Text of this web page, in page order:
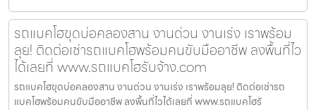
รถแบคโฮขุดบ่อคลองสาน งานด่วน งานเร่ง เราพร้อม
ลุย! ติดต่อเช่ารถแบคโฮพร้อมคนขับมืออาชีพ ลงพื้นที่ไว
ได้เลยที่ www.รถแบคโฮรับจ้าง.com
รถแบคโฮขุดบ่อคลองสาน งานด่วน งานเร่ง เราพร้อมลุย! ติดต่อเช่ารถ
แบคโฮพร้อมคนขับมืออาชีพ ลงพื้นที่ไวได้เลยที่ www.รถแบคโฮรั